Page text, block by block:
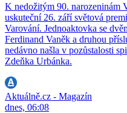
K nedožitým 90. narozeninám
uskuteční 26. září světová
Varování. Jednoaktovka se
Ferdinand Vaněk a druhou
nedávno našla v pozůstalosti
Zdeňka Urbánka.
Aktuálně.cz - Magazín
dnes, 06:08